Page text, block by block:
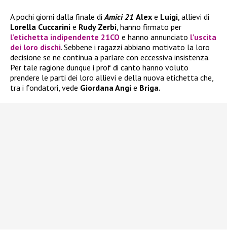
A pochi giorni dalla finale di Amici 21 Alex e Luigi , allievi di
Lorella Cuccarini e Rudy Zerbi , hanno firmato per
l’etichetta indipendente 21CO e hanno annunciato l’uscita
dei loro dischi. Sebbene i ragazzi abbiano motivato la loro
decisione se ne continua a parlare con eccessiva insistenza.
Per tale ragione dunque i prof di canto hanno voluto
prendere le parti dei loro allievi e della nuova etichetta che,
tra i fondatori, vede Giordana Angi e Briga.